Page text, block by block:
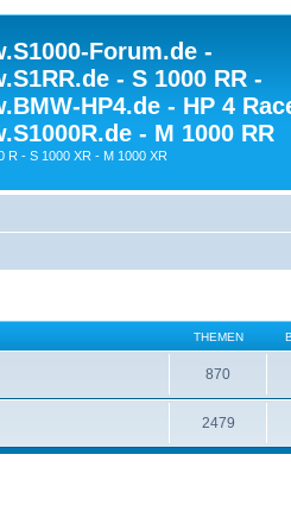
Forum.de -
- S 1000 RR -
HP4.de - HP 4
- M 1000 RR
R - S 1000 XR - M 1000 XR
THEMEN
870
2479